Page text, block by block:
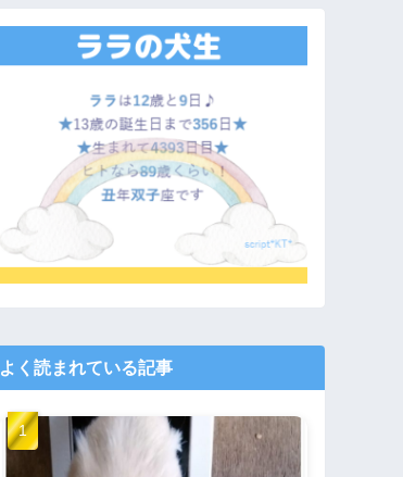
よく読まれている記事